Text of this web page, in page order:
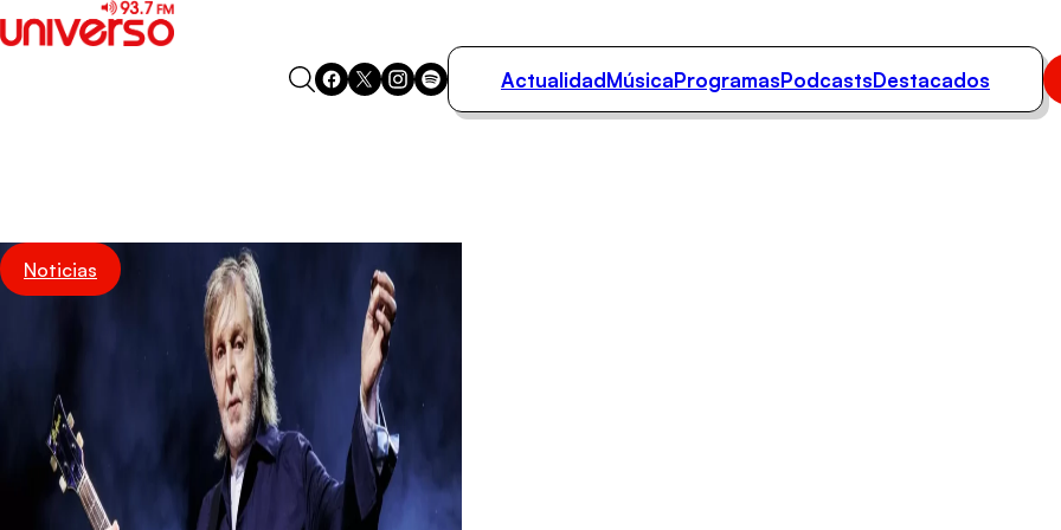
Podcasts
Destacados
ActualidadMúsicaProgramasPodcastsDestacados
Noticias